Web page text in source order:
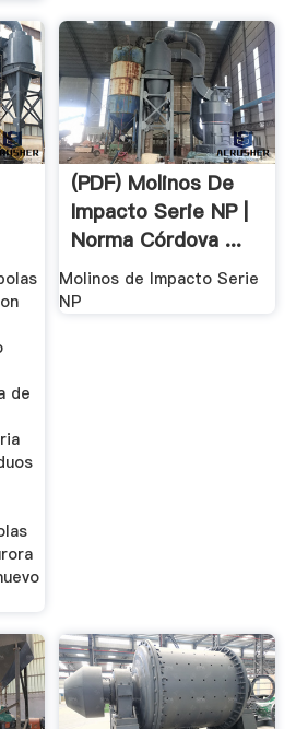
de
(PDF) Molinos De
Impacto Serie NP |
Norma Córdova ...
Molinos de Impacto Serie
NP